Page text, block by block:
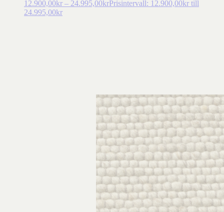
12.900,00kr – 24.995,00krPrisintervall: 12.900,00kr till
24.995,00kr